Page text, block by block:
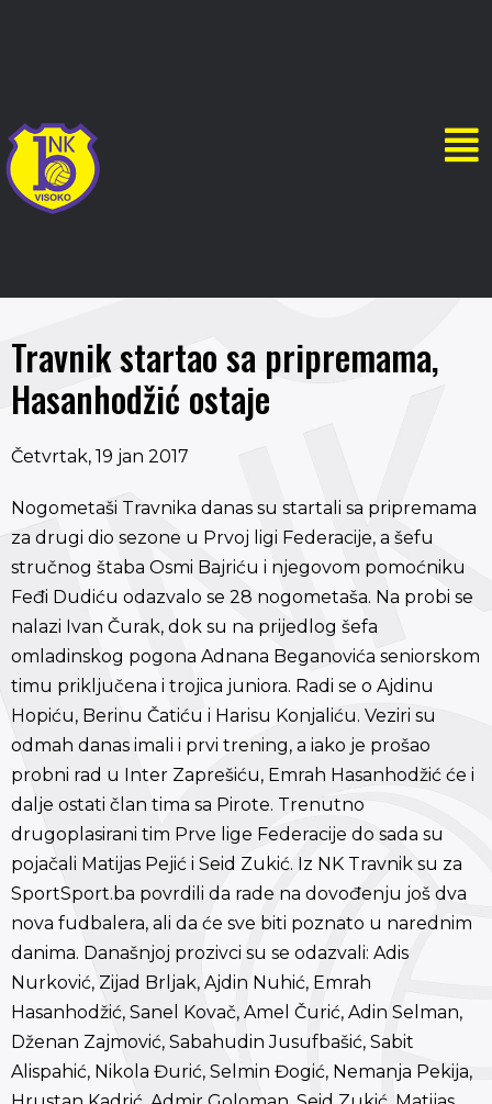
Travnik startao sa pripremama,
Hasanhodžić ostaje
Četvrtak, 19 jan 2017
Nogometaši Travnika danas su startali sa pripremama
za drugi dio sezone u Prvoj ligi Federacije, a šefu
stručnog štaba Osmi Bajriću i njegovom pomoćniku
Feđi Dudiću odazvalo se 28 nogometaša. Na probi se
nalazi Ivan Čurak, dok su na prijedlog šefa
omladinskog pogona Adnana Beganovića seniorskom
timu priključena i trojica juniora. Radi se o Ajdinu
Hopiću, Berinu Čatiću i Harisu Konjaliću. Veziri su
odmah danas imali i prvi trening, a iako je prošao
probni rad u Inter Zaprešiću, Emrah Hasanhodžić će i
dalje ostati član tima sa Pirote. Trenutno
drugoplasirani tim Prve lige Federacije do sada su
pojačali Matijas Pejić i Seid Zukić. Iz NK Travnik su za
SportSport.ba povrdili da rade na dovođenju još dva
nova fudbalera, ali da će sve biti poznato u narednim
danima. Današnjoj prozivci su se odazvali: Adis
Nurković, Zijad Brljak, Ajdin Nuhić, Emrah
Hasanhodžić, Sanel Kovač, Amel Čurić, Adin Selman,
Dženan Zajmović, Sabahudin Jusufbašić, Sabit
Alispahić, Nikola Đurić, Selmin Đogić, Nemanja Pekija,